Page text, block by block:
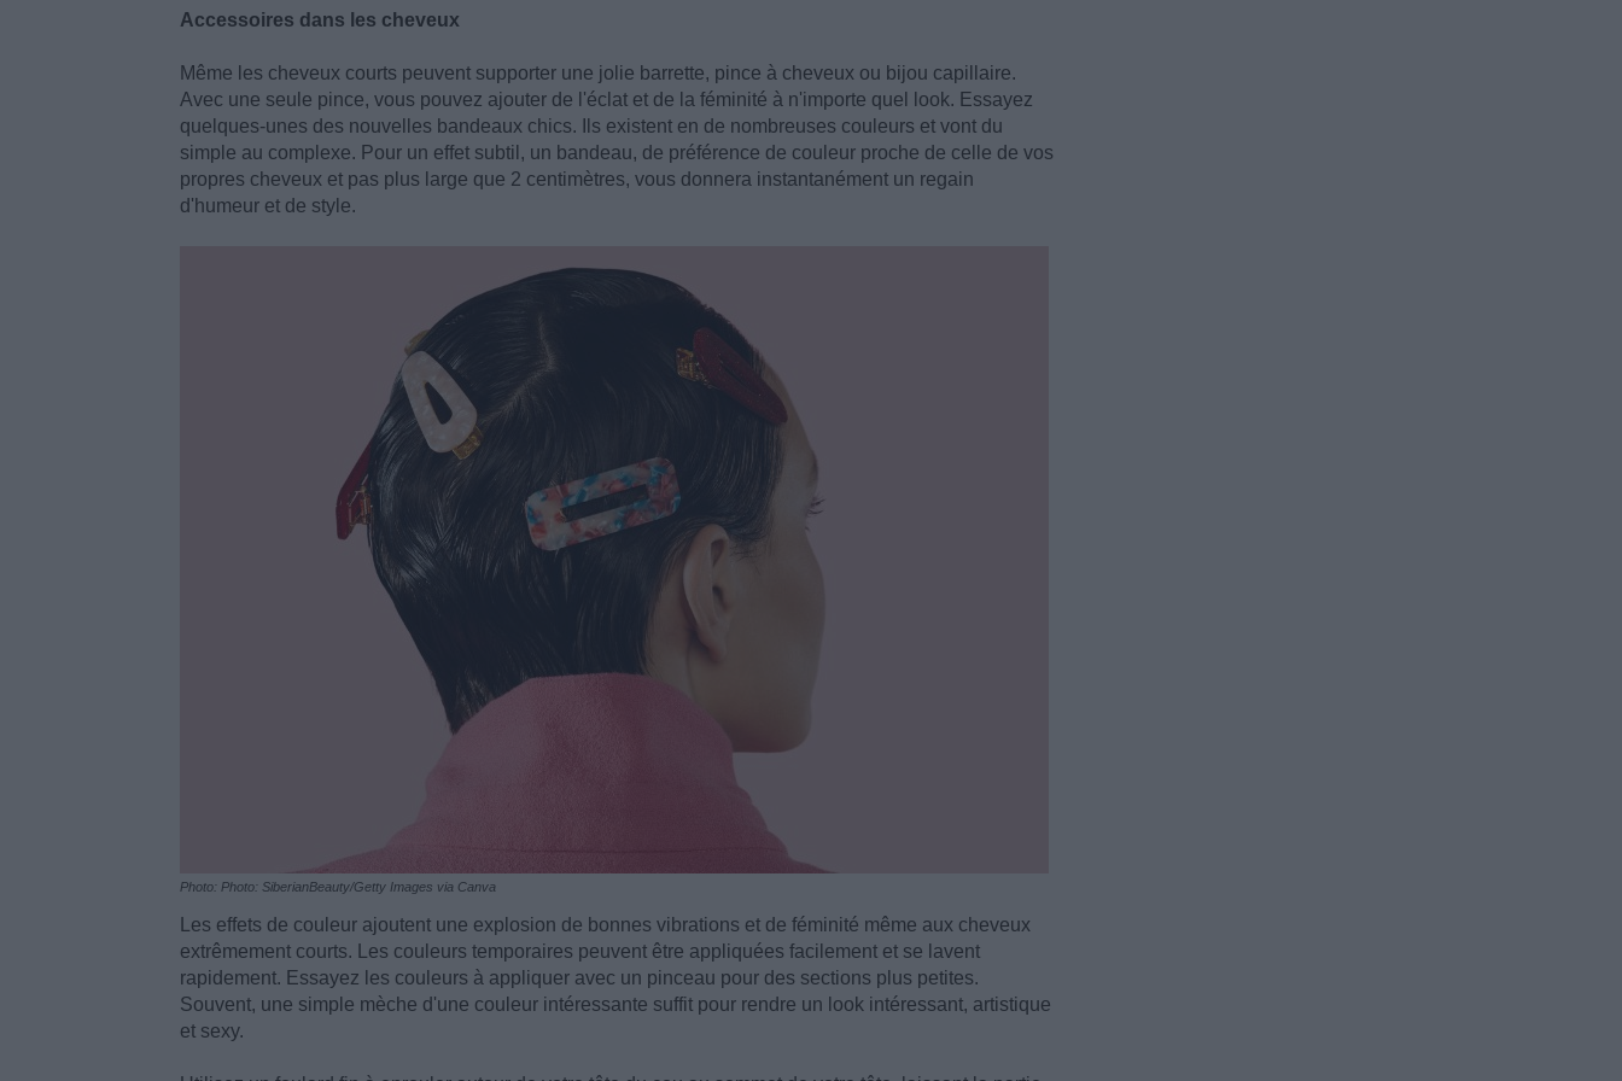
Accessoires dans les cheveux
Même les cheveux courts peuvent supporter une jolie barrette, pince à cheveux ou bijou capillaire.
Avec une seule pince, vous pouvez ajouter de l'éclat et de la féminité à n'importe quel look. Essayez
quelques-unes des nouvelles bandeaux chics. Ils existent en de nombreuses couleurs et vont du
simple au complexe. Pour un effet subtil, un bandeau, de préférence de couleur proche de celle de vos
propres cheveux et pas plus large que 2 centimètres, vous donnera instantanément un regain
d'humeur et de style.
Photo: Photo: SiberianBeauty/Getty Images via Canva
Les effets de couleur ajoutent une explosion de bonnes vibrations et de féminité même aux cheveux
extrêmement courts. Les couleurs temporaires peuvent être appliquées facilement et se lavent
rapidement. Essayez les couleurs à appliquer avec un pinceau pour des sections plus petites.
Souvent, une simple mèche d'une couleur intéressante suffit pour rendre un look intéressant, artistique
et sexy.